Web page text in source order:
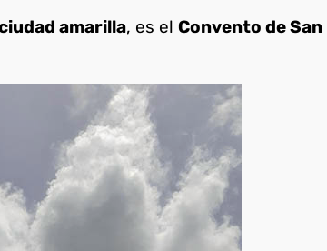
amarilla, es el Convento de San